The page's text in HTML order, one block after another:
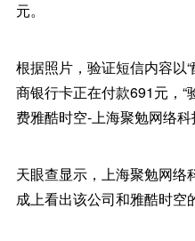
元。
根据照片，验证短信内容以
商银行卡正在付款691元，
费雅酷时空-上海聚勉网络
天眼查显示，上海聚勉网络
成上看出该公司和雅酷时空